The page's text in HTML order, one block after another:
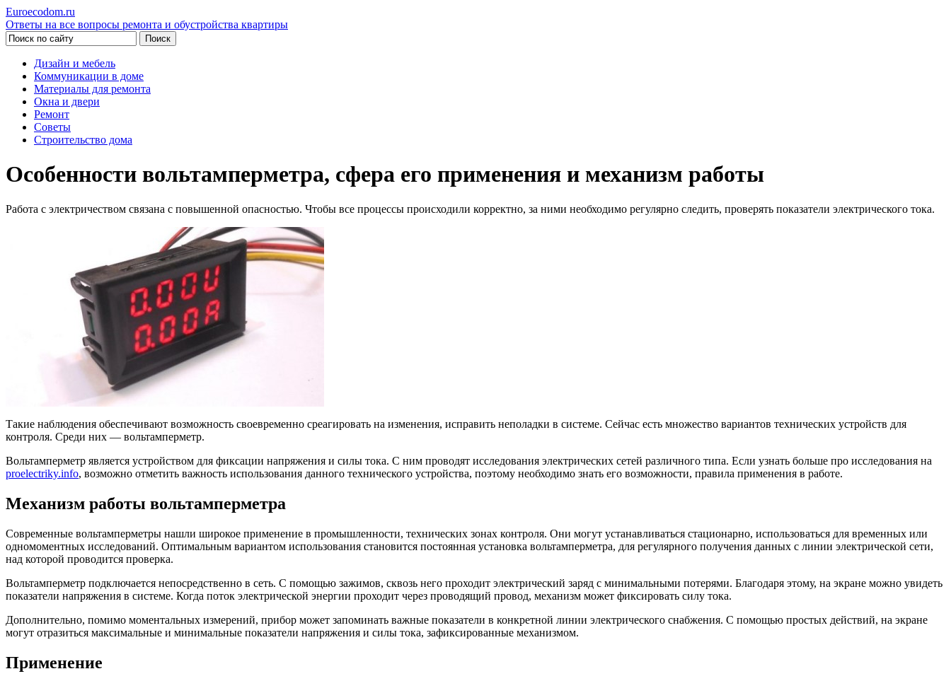
Euroecodom.ru
Ответы на все вопросы ремонта и обустройства квартиры
Дизайн и мебель
Коммуникации в доме
Материалы для ремонта
Окна и двери
Ремонт
Советы
Строительство дома
Особенности вольтамперметра, сфера его применения и механизм работы
Работа с электричеством связана с повышенной опасностью. Чтобы все процессы происходили корректно, за ними необходимо регулярно следить, проверять показатели электрического тока.
Такие наблюдения обеспечивают возможность своевременно среагировать на изменения, исправить неполадки в системе. Сейчас есть множество вариантов технических устройств для
контроля. Среди них — вольтамперметр.
Вольтамперметр является устройством для фиксации напряжения и силы тока. С ним проводят исследования электрических сетей различного типа. Если узнать больше про исследования на
proelectriky.info, возможно отметить важность использования данного технического устройства, поэтому необходимо знать его возможности, правила применения в работе.
Механизм работы вольтамперметра
Современные вольтамперметры нашли широкое применение в промышленности, технических зонах контроля. Они могут устанавливаться стационарно, использоваться для временных или
одномоментных исследований. Оптимальным вариантом использования становится постоянная установка вольтамперметра, для регулярного получения данных с линии электрической сети,
над которой проводится проверка.
Вольтамперметр подключается непосредственно в сеть. С помощью зажимов, сквозь него проходит электрический заряд с минимальными потерями. Благодаря этому, на экране можно увидеть
показатели напряжения в системе. Когда поток электрической энергии проходит через проводящий провод, механизм может фиксировать силу тока.
Дополнительно, помимо моментальных измерений, прибор может запоминать важные показатели в конкретной линии электрического снабжения. С помощью простых действий, на экране
могут отразиться максимальные и минимальные показатели напряжения и силы тока, зафиксированные механизмом.
Применение